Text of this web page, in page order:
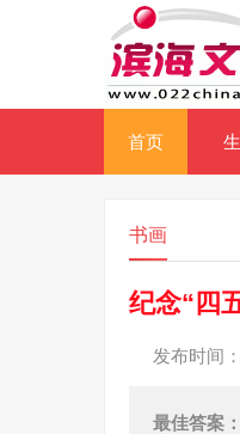
首页
书画
纪念“四
发布时间
最佳答案：